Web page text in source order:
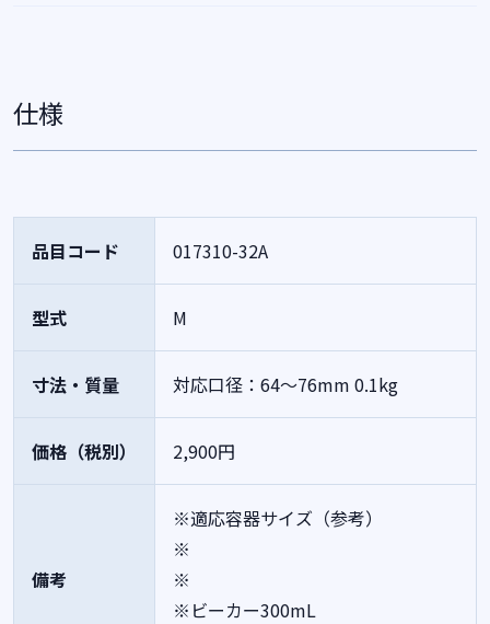
仕様
品目コード 017310-32A
型式 M
寸法・質量 対応口径：64～76mm 0.1kg
価格（税別） 2,900円
備考
※適応容器サイズ（参考）
※
※
※ビーカー300mL